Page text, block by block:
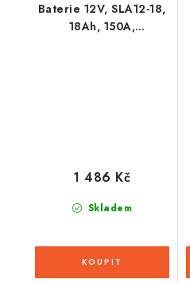
Baterie 12V, SLA12-18,
18Ah, 150A,
Skladem
1 486 Kč